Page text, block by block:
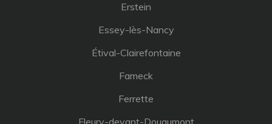
Erstein
Essey-lès-Nancy
Étival-Clairefontaine
Fameck
Ferrette
Fleury-devant-Douaumont